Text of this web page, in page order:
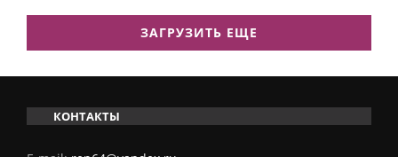
ЗАГРУЗИТЬ ЕЩЕ
КОНТАКТЫ